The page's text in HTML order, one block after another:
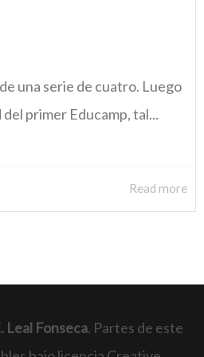
una serie de cuatro. Luego
primer Educamp, tal...
Read more
Fonseca. Partes de este